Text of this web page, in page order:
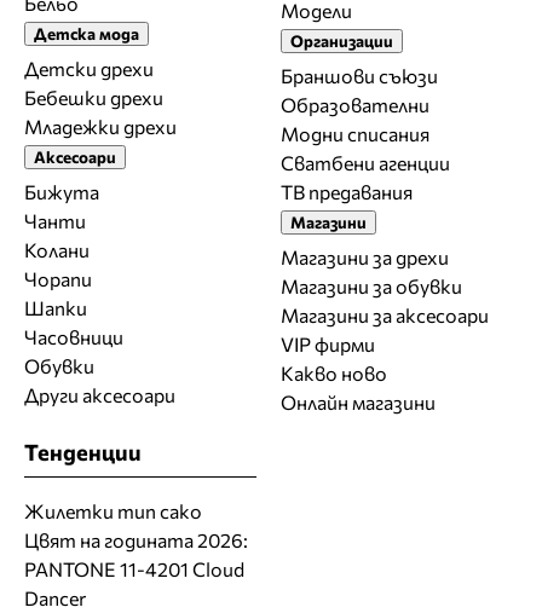
Детска мода
Детски дрехи
Бебешки дрехи
Младежки дрехи
Аксесоари
Бижута
Чанти
Колани
Чорапи
Шапки
Часовници
Обувки
Други аксесоари
Модели
Организации
Браншови съюзи
Образователни
Модни списания
Сватбени агенции
ТВ предавания
Магазини
Магазини за дрехи
Магазини за обувки
Магазини за aксесоари
VIP фирми
Какво ново
Онлайн магазини
Тенденции
Жилетки тип сако
Цвят на годината 2026:
PANTONE 11-4201 Cloud
Dancer